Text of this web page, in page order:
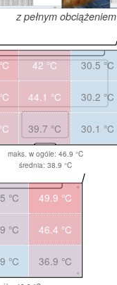
z pełnym obciążeniem
42 °C 30.5 °C
44.1 °C 30.2 °C
39.7 °C 30.1 °C
maks. w ogóle: 46.9 °C
średnia: 38.9 °C
°C 49.9 °C
°C 46.4 °C
°C 36.9 °C